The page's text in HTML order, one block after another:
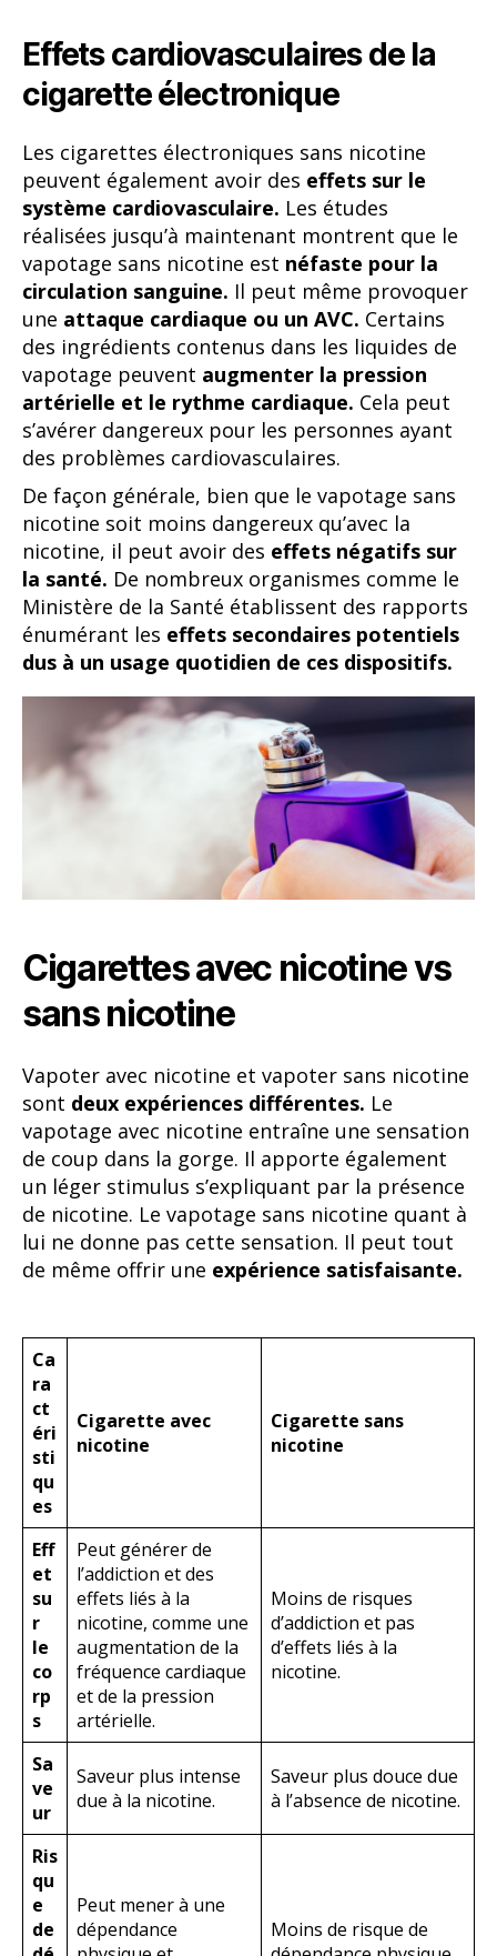
Effets cardiovasculaires de la
cigarette électronique
Les cigarettes électroniques sans nicotine
peuvent également avoir des effets sur le
système cardiovasculaire. Les études
réalisées jusqu’à maintenant montrent que le
vapotage sans nicotine est néfaste pour la
circulation sanguine. Il peut même provoquer
une attaque cardiaque ou un AVC. Certains
des ingrédients contenus dans les liquides de
vapotage peuvent augmenter la pression
artérielle et le rythme cardiaque. Cela peut
s’avérer dangereux pour les personnes ayant
des problèmes cardiovasculaires.
De façon générale, bien que le vapotage sans
nicotine soit moins dangereux qu’avec la
nicotine, il peut avoir des effets négatifs sur
la santé. De nombreux organismes comme le
Ministère de la Santé établissent des rapports
énumérant les effets secondaires potentiels
dus à un usage quotidien de ces dispositifs.
Cigarettes avec nicotine vs
sans nicotine
Vapoter avec nicotine et vapoter sans nicotine
sont deux expériences différentes. Le
vapotage avec nicotine entraîne une sensation
de coup dans la gorge. Il apporte également
un léger stimulus s’expliquant par la présence
de nicotine. Le vapotage sans nicotine quant à
lui ne donne pas cette sensation. Il peut tout
de même offrir une expérience satisfaisante.
Ca
ra
ct
éri
sti
qu
es
Cigarette avec
nicotine
Cigarette sans
nicotine
Eff
et
su
r
le
co
rp
s
Peut générer de
l’addiction et des
effets liés à la
nicotine, comme une
augmentation de la
fréquence cardiaque
et de la pression
artérielle.
Moins de risques
d’addiction et pas
d’effets liés à la
nicotine.
Sa
ve
ur
Saveur plus intense
due à la nicotine.
Saveur plus douce due
à l’absence de nicotine.
Ris
qu
e
de
Peut mener à une
dépendance
Moins de risque de